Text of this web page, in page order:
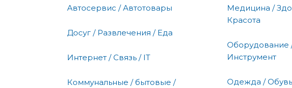
Автосервис / Автотовары
Досуг / Развлечения / Еда
Интернет / Связь / IT
Коммунальные / бытовые /
Медицина /
Красота
Оборудование
Инструмент
Одежда / Обувь